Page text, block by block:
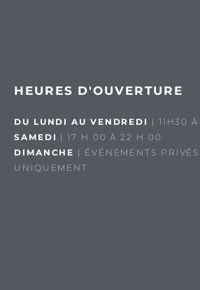
HEURES D'OUVERTURE
DU LUNDI AU VENDREDI | 11H30
SAMEDI | 17 H 00 À 22 H 00
DIMANCHE | ÉVÉNEMENTS PRIVÉS
UNIQUEMENT